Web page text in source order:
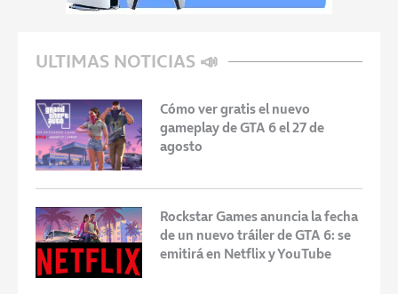
ULTIMAS NOTICIAS 📣
Cómo ver gratis el nuevo
gameplay de GTA 6 el 27 de
agosto
Rockstar Games anuncia la fecha
de un nuevo tráiler de GTA 6: se
emitirá en Netflix y YouTube